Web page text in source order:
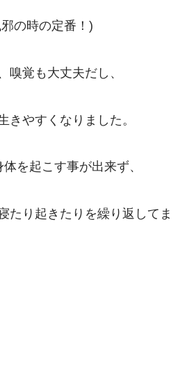
の時の定番！)
嗅覚も大丈夫だし、
きやすくなりました。
を起こす事が出来ず、
たり起きたりを繰り返してま